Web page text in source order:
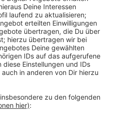
Gelände schützen.
an den Flughafen und
soll bis zum 2. Mai
werden, was die
alles gelernt haben.